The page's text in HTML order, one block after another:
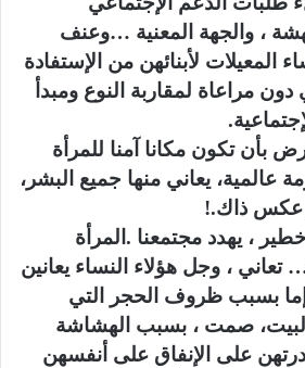
، والجهة المعنية …وعنف
المعيلات لأبنائهن من الإستفادة
مراعاة لمقاربة النوع ومبدأ
بأن تكون مكانا آمنا للمرأة
يعاني منها جميع البشر،
عكس ذاك.!
، يهدد مجتمعنا .المرأة
تعاني ، وجل هؤلاء النساء يعانين
بسبب ظروف الحجر التي
صمت ، بسبب الهشاشة
على الإنفاق على أنفسهن